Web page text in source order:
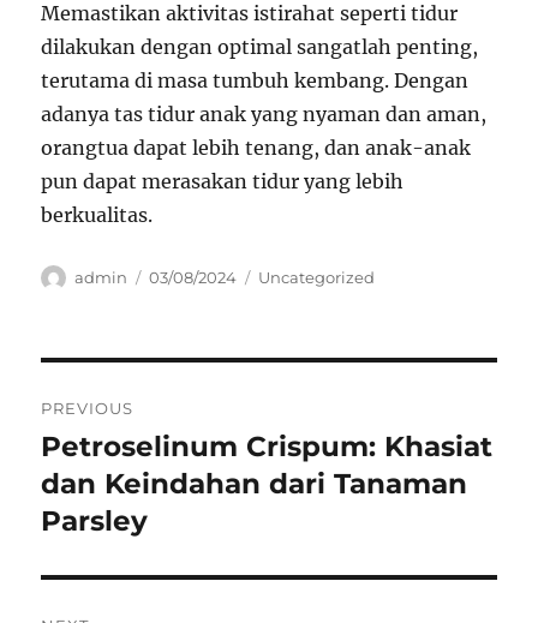
Memastikan aktivitas istirahat seperti tidur
dilakukan dengan optimal sangatlah penting,
terutama di masa tumbuh kembang. Dengan
adanya tas tidur anak yang nyaman dan aman,
orangtua dapat lebih tenang, dan anak-anak
pun dapat merasakan tidur yang lebih
berkualitas.
Author
admin
Posted
03/08/2024 Categories
Uncategorized
pos
PREVIOUS
Previous
post:
Petroselinum Crispum: Khasiat
dan Keindahan dari Tanaman
Parsley